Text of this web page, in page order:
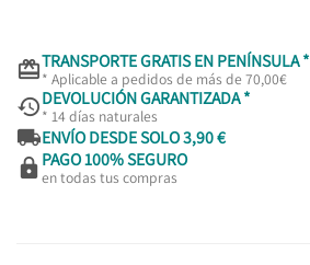
TRANSPORTE GRATIS EN PENÍNSULA *
* Aplicable a pedidos de más de 70,00€
DEVOLUCIÓN GARANTIZADA *
* 14 días naturales
ENVÍO DESDE SOLO 3,90 €
 PAGO 100% SEGURO
en todas tus compras